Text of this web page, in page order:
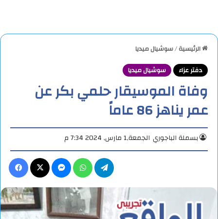
الرئيسية/سوشيال ميديا
دفتر عزاء
سوشيال ميديا
وفاة الموسيقار حلمي بكر عن
عمر يناهز 86 عاماً
بسملة الباجوري الجمعة,1 مارس, 2024 7:34 م
ماسنجر واتساب تيلقرام